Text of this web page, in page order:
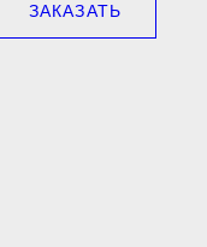
ЗАКАЗАТЬ